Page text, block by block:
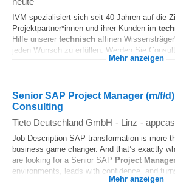
IVM spezialisiert sich seit 40 Jahren auf die
Projektpartner*innen und ihrer Kunden im
Hilfe unserer technisch affinen
jeden Wunsch zu erfüllen. Werden Sie
Mehr anzeigen
Senior SAP Project Manager (m/f/
Consulting
Tieto Deutschland GmbH - Linz -
Job Description SAP transformation is more
business game changer. And that’s exactly
are looking for a Senior SAP Project
environments, leads with confidence, and
Mehr anzeigen